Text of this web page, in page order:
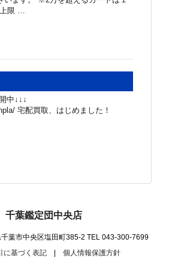
上限 …
中↓↓↓
宅配買取、はじめました！
千葉鑑定団中央店
葉市中央区塩田町385-2 TEL 043-300-7699
に基づく表記| 個人情報保護方針